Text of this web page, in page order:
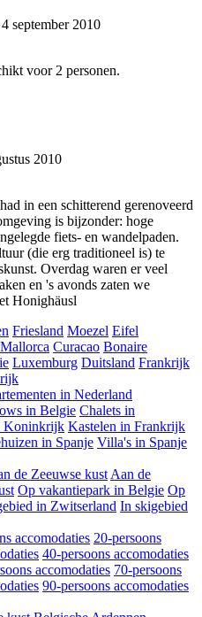
september 2010
voor 2 personen.
2010
in een schitterend gerenoveerd
is bijzonder: hoge
fiets- en wandelpaden.
(die erg traditioneel is) te
Overdag waren er veel
en 's avonds zaten we
Honighäusl
Friesland Moezel Eifel
Mallorca Curacao Bonaire
Luxemburg Duitsland Frankrijk
in Nederland
in Belgie Chalets in
Koninkrijk Kastelen in Frankrijk
in Spanje Villa's in Spanje
de Zeeuwse kust Aan de
Op vakantiepark in Belgie Op
in Zwitserland In skigebied
accomodaties 20-persoons
40-persoons accomodaties
accomodaties 70-persoons
90-persoons accomodaties